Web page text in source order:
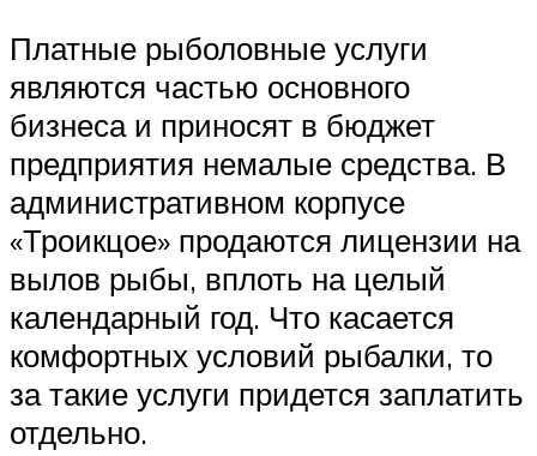
Платные рыболовные услуги
являются частью основного
бизнеса и приносят в бюджет
предприятия немалые средства. В
административном корпусе
«Троикцое» продаются лицензии на
вылов рыбы, вплоть на целый
календарный год. Что касается
комфортных условий рыбалки, то
за такие услуги придется заплатить
отдельно.